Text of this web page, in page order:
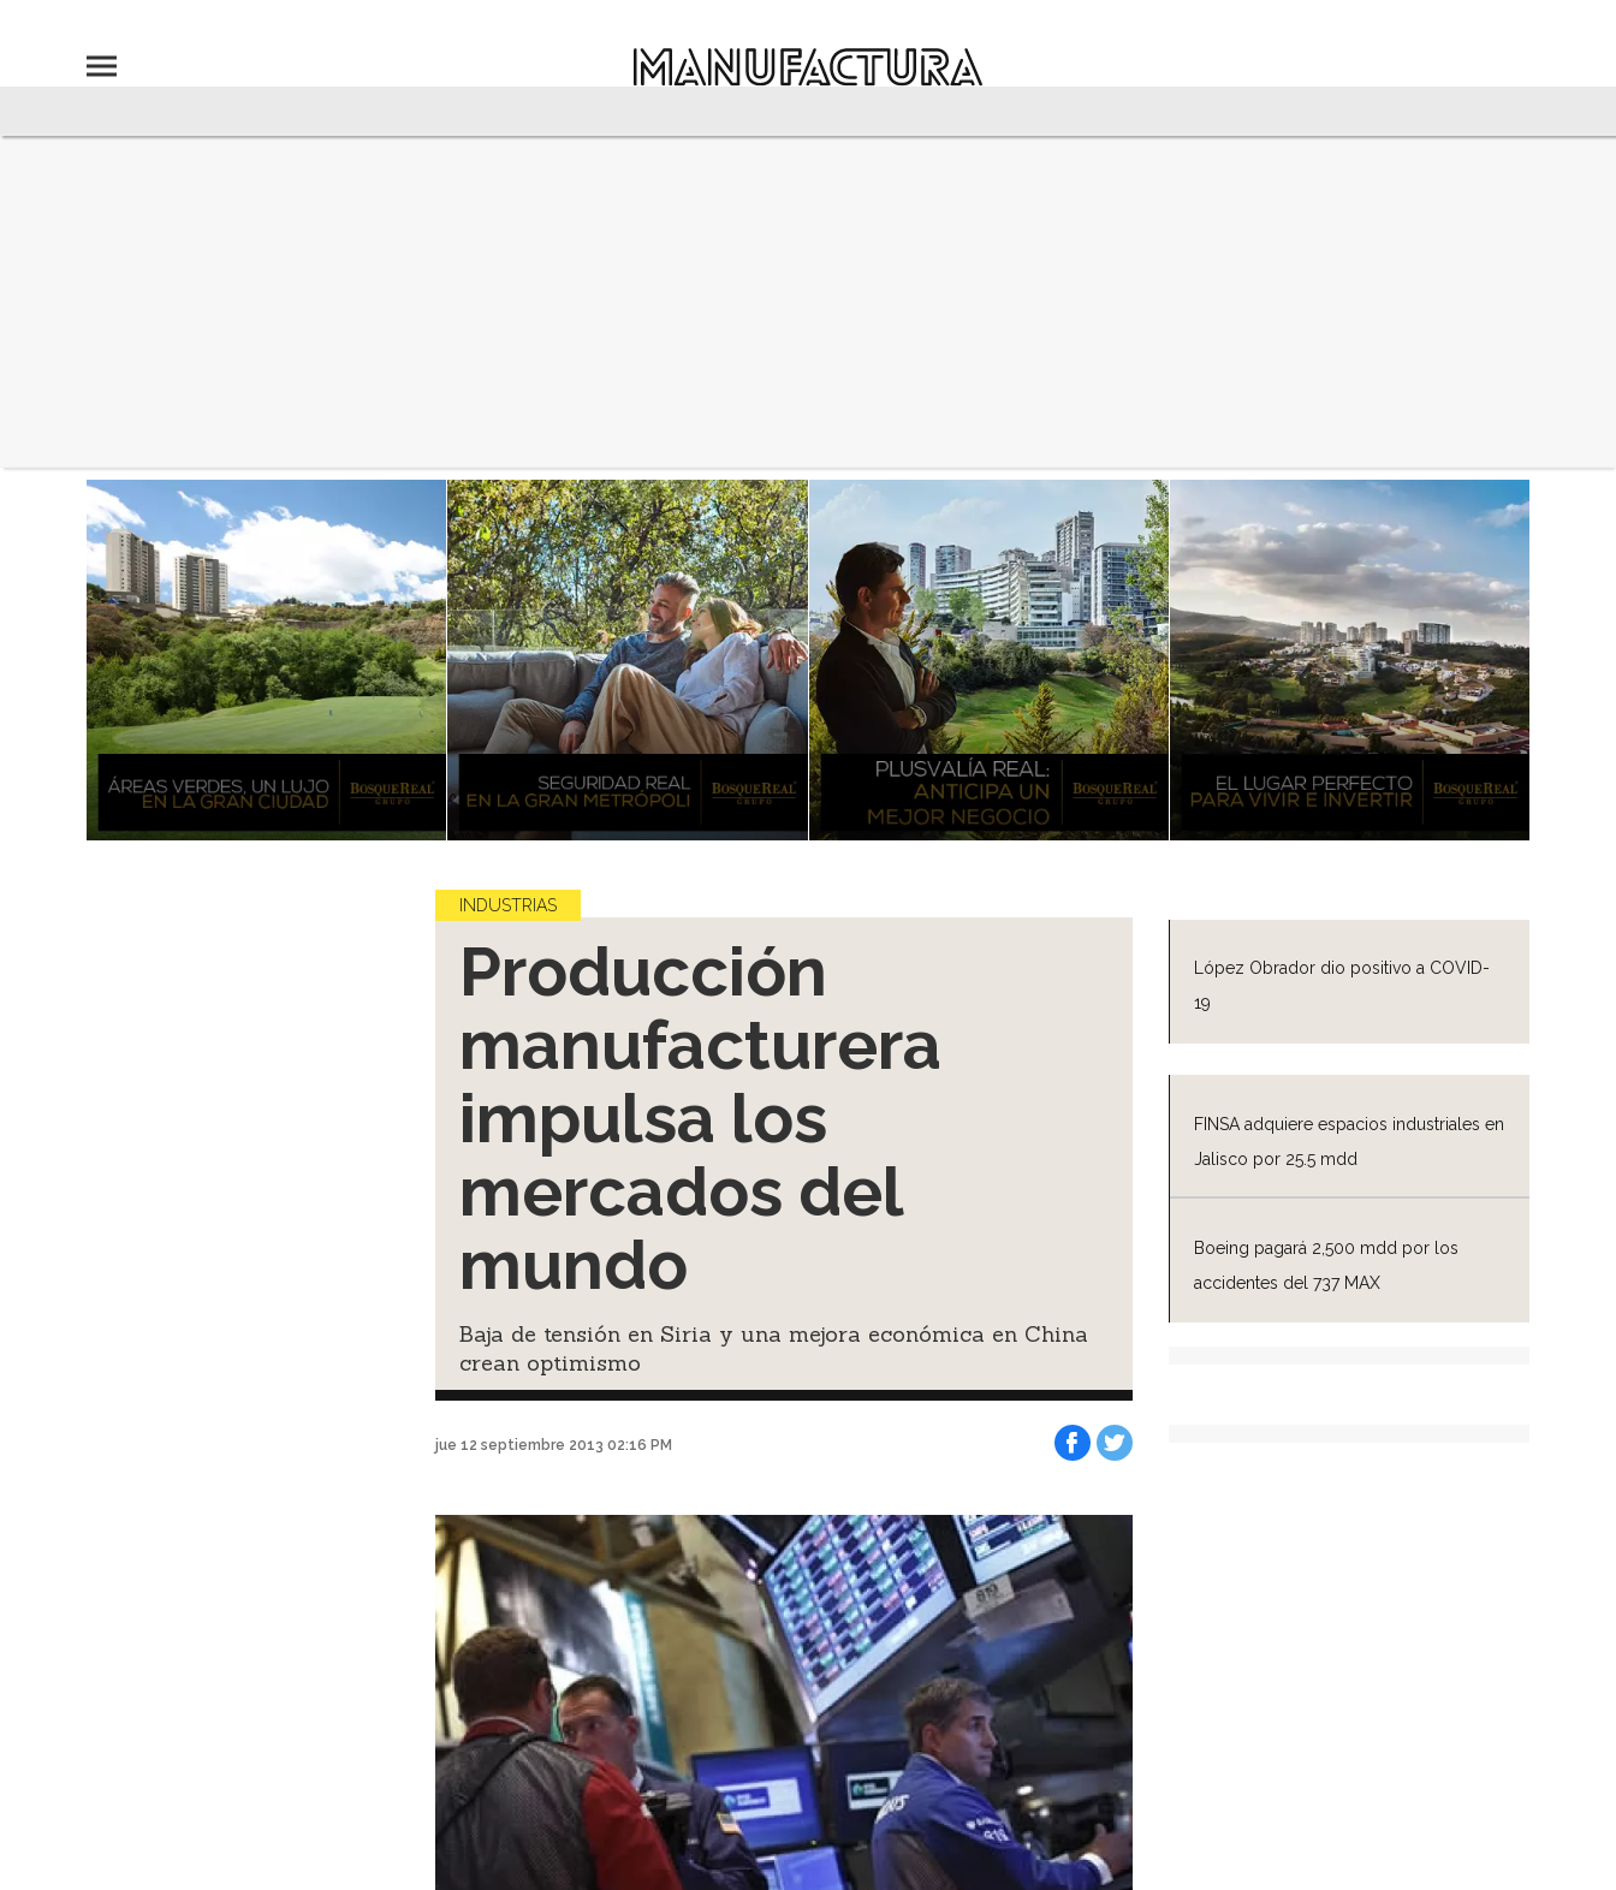
López Obrador dio positivo a COVID-
19
FINSA adquiere espacios industriales en
Jalisco por 25.5 mdd
Boeing pagará 2,500 mdd por los
accidentes del 737 MAX
INDUSTRIAS
Producción
manufacturera
impulsa los
mercados del
mundo
Baja de tensión en Siria y una mejora económica en China
crean optimismo
jue 12 septiembre 2013 02:16 PM